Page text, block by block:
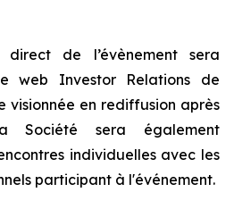
de l’évènement sera
web Investor Relations de
visionnée en rediffusion après
Société sera également
individuelles avec les
participant à l'événement.